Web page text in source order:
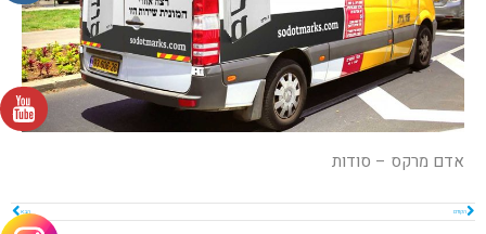
אדם מרקס – סודות
הקודם הבא